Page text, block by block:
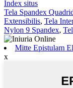
Index situs
Tela Spandex
Extensibilis, Tela
Nylon 9 Spandex,
Mitte Epistulam
x